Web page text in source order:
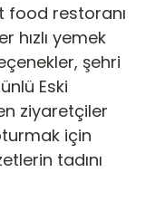
food restoranı
hızlı yemek
şehri
Eski
ziyaretçiler
için
tadını